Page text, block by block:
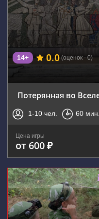
14+ 0.0 (оценок - 0)
Потерянная во
1-10 чел. 60 мин.
Цена игры
от 600 ₽